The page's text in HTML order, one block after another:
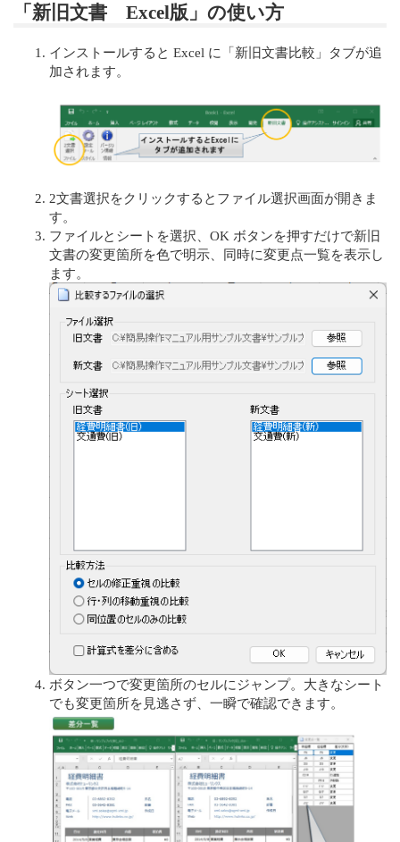
「新旧文書 Excel版」の使い方
インストールすると Excel に「新旧文書比較」タブが追
加されます。
2文書選択をクリックするとファイル選択画面が開きま
す。
ファイルとシートを選択、OK ボタンを押すだけで新旧
文書の変更箇所を色で明示、同時に変更点一覧を表示し
ます。
ボタン一つで変更箇所のセルにジャンプ。大きなシート
でも変更箇所を見逃さず、一瞬で確認できます。